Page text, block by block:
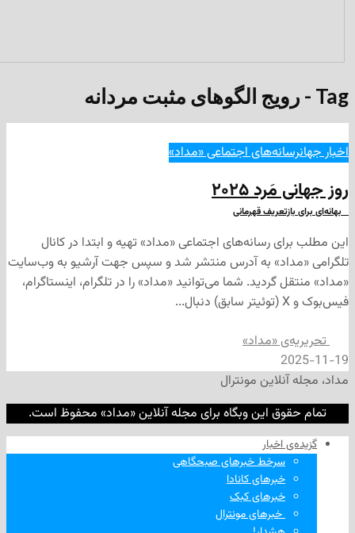
اجتماعی «مداد»
۲۰۲۵
قهرمانی
رسانه‌های اجتماعی «مداد» تهیه و ابتدا در کانال
به آدرس منتشر شد و سپس جهت آرشیو به وب‌سایت
گردید. شما می‌توانید «مداد» را در تلگرام، اینستاگرام،
«مداد»
مونترال
این وبگاه برای مجله آنلاین «مداد» محفوظ است.
اخبار
سرخط خبرهای صبحگاهی
خبرهای کانادا
خبرهای کبک
‌ خبرهای مونترال